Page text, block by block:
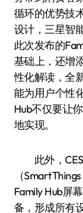
循环的优势技
设计，三星智
此次发布的
基础上，还增
性化解读，全
能为用户个性
Hub不仅要让
地实现。
此外，CES
（
Family Hub屏
备，形成所有